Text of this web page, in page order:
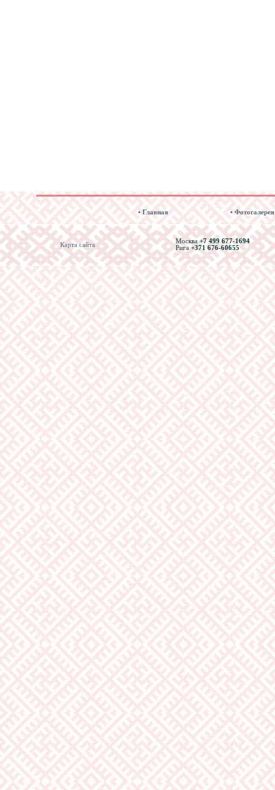
• Главная • Фотогалерея
Карта сайта
Москва+7 499 677-1694
Рига+371 676-60655